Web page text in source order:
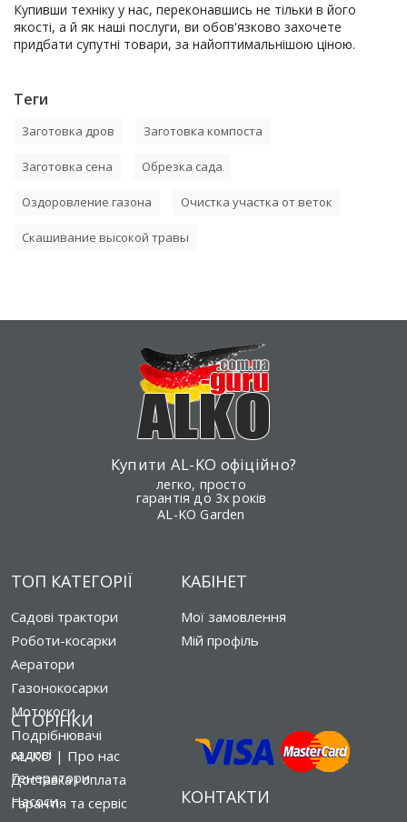
Купивши техніку у нас, переконавшись не тільки в його
якості, а й як наші послуги, ви обов'язково захочете
придбати супутні товари, за найоптимальнішою ціною.
Теги
Заготовка дров Заготовка компоста
Заготовка сена Обрезка сада
Оздоровление газона Очистка участка от веток
Скашивание высокой травы
Купити AL-KO офіційно?
легко, просто
гарантія до 3х років
AL-KO Garden
ТОП КАТЕГОРІЇ
Садові трактори
Роботи-косарки
Аератори
Газонокосарки
Мотокоси
Подрібнювачі
садові
Генератори
Насоси
СТОРІНКИ
AL-KO | Про нас
Доставка і оплата
Гарантія та сервіс
КАБІНЕТ
Мої замовлення
Мій профіль
КОНТАКТИ